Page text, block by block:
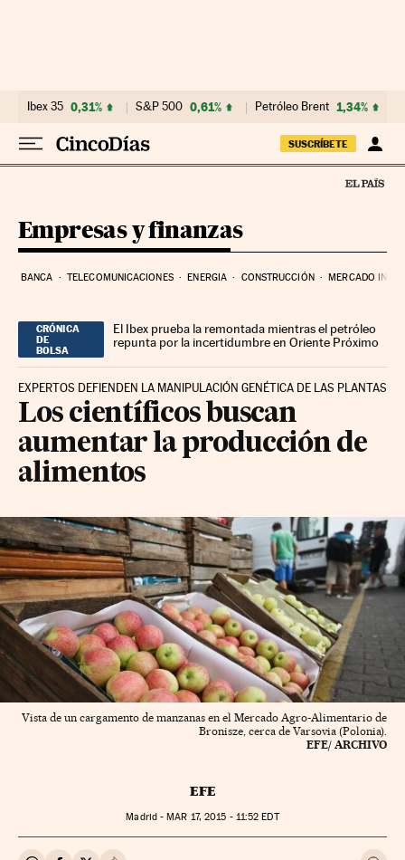
Ibex 35 0,31% S&P 500 0,61% Petróleo Brent 1,34%
SUSCRÍBETE
Empresas y finanzas
BANCA TELECOMUNICACIONES ENERGIA CONSTRUCCIÓN MERCADO
CRÓNICA
DE
BOLSA
El Ibex prueba la remontada mientras el petróleo
repunta por la incertidumbre en Oriente Próximo
EXPERTOS DEFIENDEN LA MANIPULACIÓN GENÉTICA DE LAS PLANTAS
Los científicos buscan
aumentar la producción de
alimentos
Vista de un cargamento de manzanas en el Mercado Agro-Alimentario de
Bronisze, cerca de Varsovia (Polonia).
EFE/ ARCHIVO
EFE
Madrid - MAR 17, 2015 - 11:52 EDT